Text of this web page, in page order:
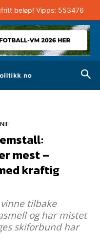
beløp! Vipps: 553476
NIF
mest –
kraftig
tilbake
og har mistet
skiforbund har